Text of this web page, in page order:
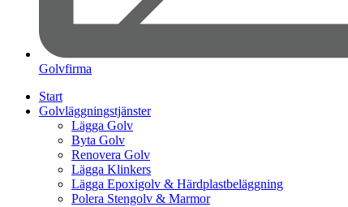
Golvfirma
Start
Golvläggningstjänster
Lägga Golv
Byta Golv
Renovera Golv
Lägga Klinkers
Lägga Epoxigolv & Härdplastbeläggning
Polera Stengolv & Marmor